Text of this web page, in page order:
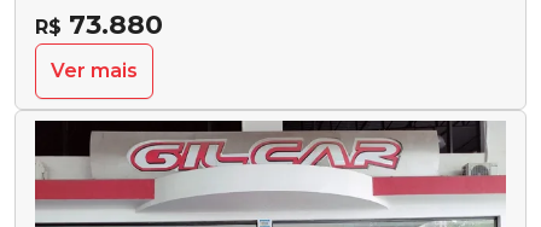
R$ 73.880
Ver mais